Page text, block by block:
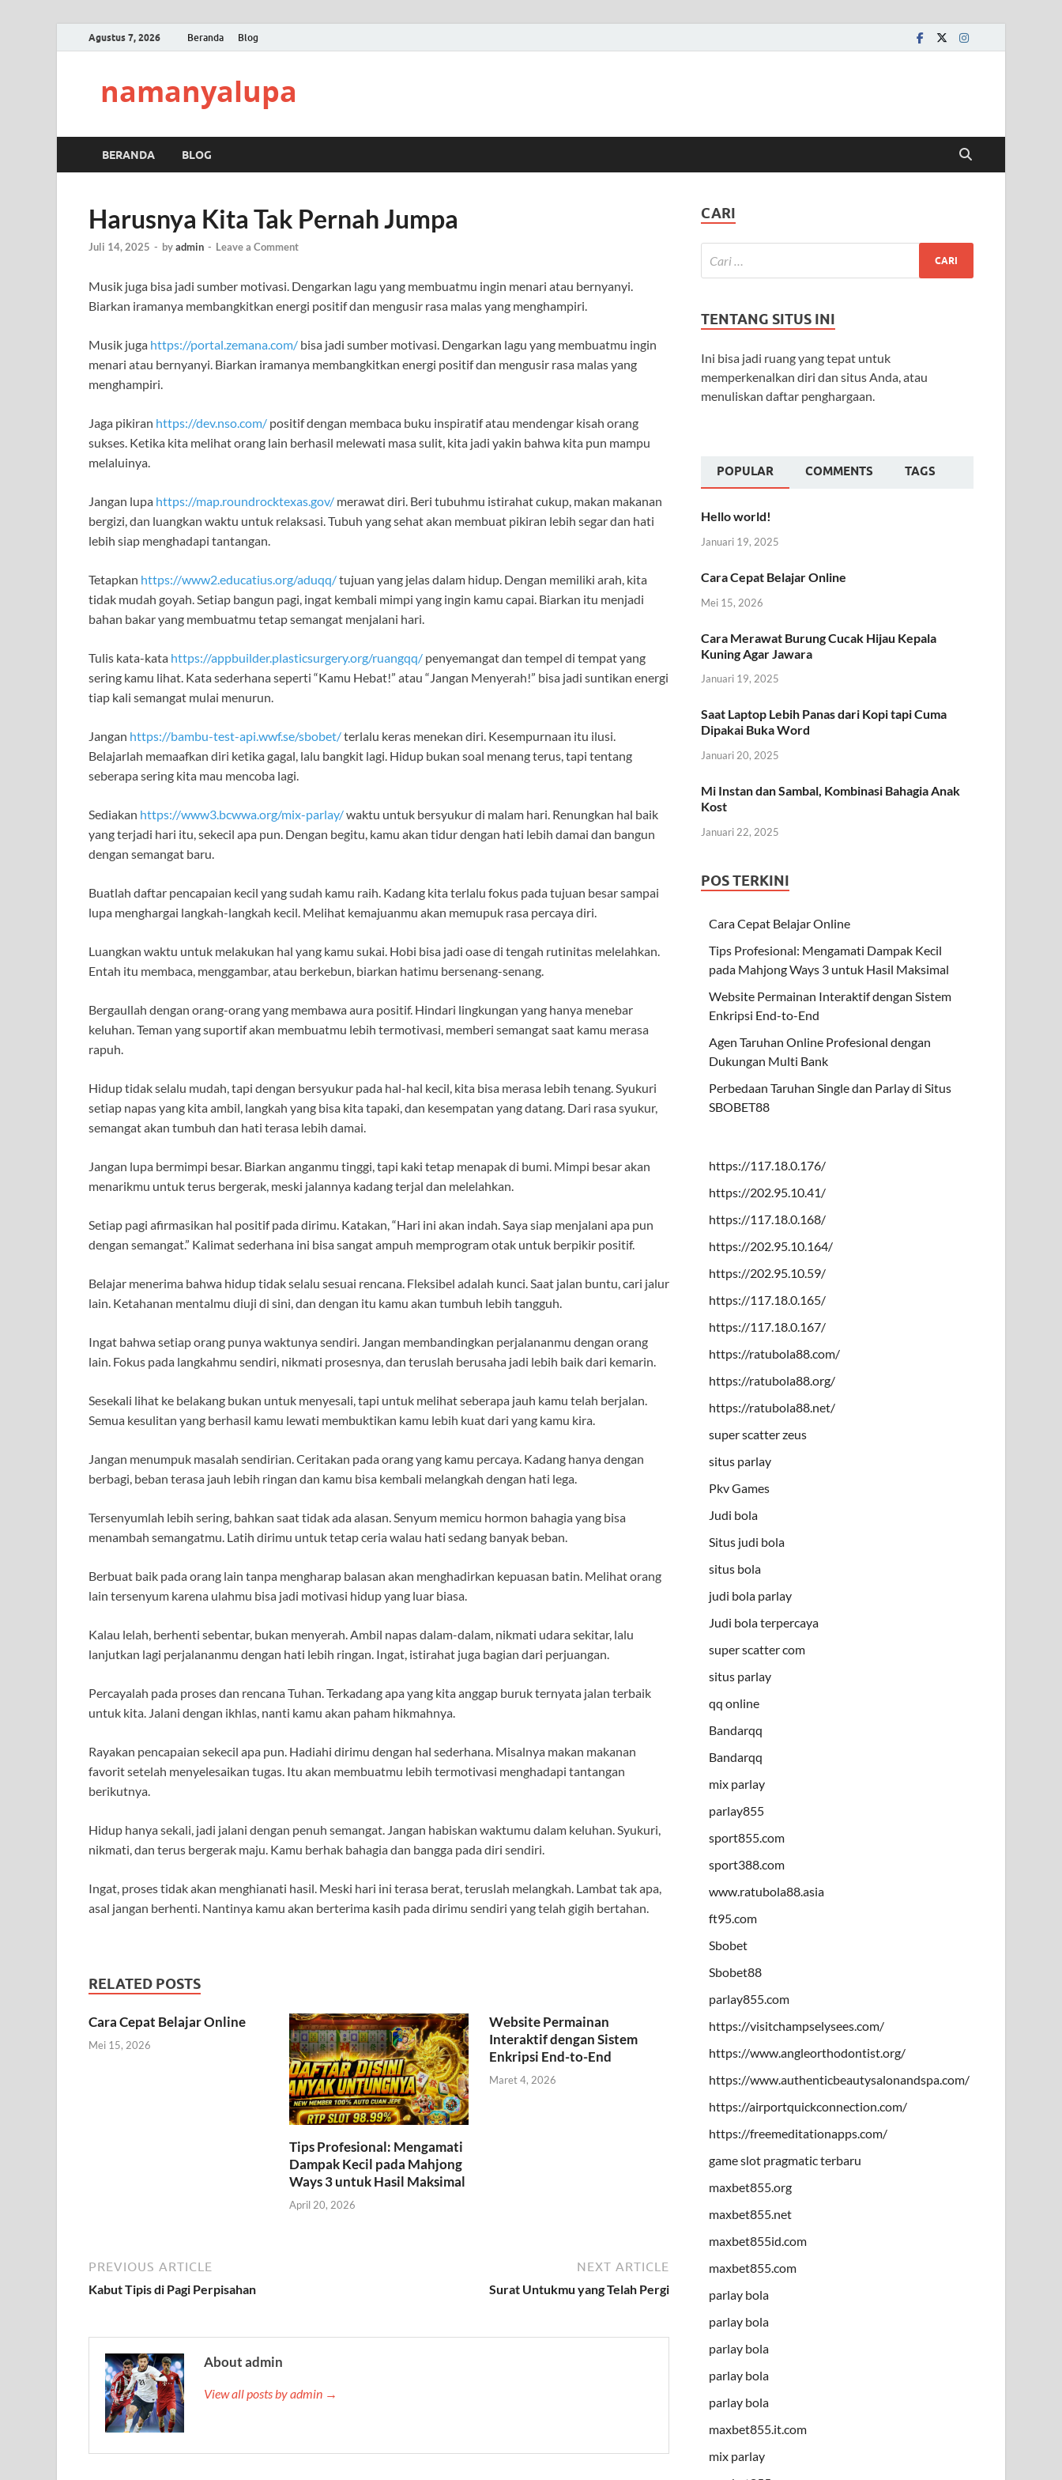
Agustus 7, 2026 Beranda Blog
namanyalupa
BERANDA BLOG
Harusnya Kita Tak Pernah Jumpa
Juli 14, 2025 - byadmin - Leave a Comment
Musik juga bisa jadi sumber motivasi. Dengarkan lagu yang membuatmu ingin menari atau bernyanyi.
Biarkan iramanya membangkitkan energi positif dan mengusir rasa malas yang menghampiri.
Musik juga https://portal.zemana.com/ bisa jadi sumber motivasi. Dengarkan lagu yang membuatmu ingin
menari atau bernyanyi. Biarkan iramanya membangkitkan energi positif dan mengusir rasa malas yang
menghampiri.
Jaga pikiran https://dev.nso.com/ positif dengan membaca buku inspiratif atau mendengar kisah orang
sukses. Ketika kita melihat orang lain berhasil melewati masa sulit, kita jadi yakin bahwa kita pun mampu
melaluinya.
Jangan lupa https://map.roundrocktexas.gov/ merawat diri. Beri tubuhmu istirahat cukup, makan makanan
bergizi, dan luangkan waktu untuk relaksasi. Tubuh yang sehat akan membuat pikiran lebih segar dan hati
lebih siap menghadapi tantangan.
Tetapkan https://www2.educatius.org/aduqq/tujuan yang jelas dalam hidup. Dengan memiliki arah, kita
tidak mudah goyah. Setiap bangun pagi, ingat kembali mimpi yang ingin kamu capai. Biarkan itu menjadi
bahan bakar yang membuatmu tetap semangat menjalani hari.
Tulis kata-kata https://appbuilder.plasticsurgery.org/ruangqq/ penyemangat dan tempel di tempat yang
sering kamu lihat. Kata sederhana seperti “Kamu Hebat!” atau “Jangan Menyerah!” bisa jadi suntikan energi
tiap kali semangat mulai menurun.
Jangan https://bambu-test-api.wwf.se/sbobet/terlalu keras menekan diri. Kesempurnaan itu ilusi.
Belajarlah memaafkan diri ketika gagal, lalu bangkit lagi. Hidup bukan soal menang terus, tapi tentang
seberapa sering kita mau mencoba lagi.
Sediakan https://www3.bcwwa.org/mix-parlay/waktu untuk bersyukur di malam hari. Renungkan hal baik
yang terjadi hari itu, sekecil apa pun. Dengan begitu, kamu akan tidur dengan hati lebih damai dan bangun
dengan semangat baru.
Buatlah daftar pencapaian kecil yang sudah kamu raih. Kadang kita terlalu fokus pada tujuan besar sampai
lupa menghargai langkah-langkah kecil. Melihat kemajuanmu akan memupuk rasa percaya diri.
Luangkan waktu untuk melakukan hal yang kamu sukai. Hobi bisa jadi oase di tengah rutinitas melelahkan.
Entah itu membaca, menggambar, atau berkebun, biarkan hatimu bersenang-senang.
Bergaullah dengan orang-orang yang membawa aura positif. Hindari lingkungan yang hanya menebar
keluhan. Teman yang suportif akan membuatmu lebih termotivasi, memberi semangat saat kamu merasa
rapuh.
Hidup tidak selalu mudah, tapi dengan bersyukur pada hal-hal kecil, kita bisa merasa lebih tenang. Syukuri
setiap napas yang kita ambil, langkah yang bisa kita tapaki, dan kesempatan yang datang. Dari rasa syukur,
semangat akan tumbuh dan hati terasa lebih damai.
Jangan lupa bermimpi besar. Biarkan anganmu tinggi, tapi kaki tetap menapak di bumi. Mimpi besar akan
menarikmu untuk terus bergerak, meski jalannya kadang terjal dan melelahkan.
Setiap pagi afirmasikan hal positif pada dirimu. Katakan, “Hari ini akan indah. Saya siap menjalani apa pun
dengan semangat.” Kalimat sederhana ini bisa sangat ampuh memprogram otak untuk berpikir positif.
Belajar menerima bahwa hidup tidak selalu sesuai rencana. Fleksibel adalah kunci. Saat jalan buntu, cari jalur
lain. Ketahanan mentalmu diuji di sini, dan dengan itu kamu akan tumbuh lebih tangguh.
Ingat bahwa setiap orang punya waktunya sendiri. Jangan membandingkan perjalananmu dengan orang
lain. Fokus pada langkahmu sendiri, nikmati prosesnya, dan teruslah berusaha jadi lebih baik dari kemarin.
Sesekali lihat ke belakang bukan untuk menyesali, tapi untuk melihat seberapa jauh kamu telah berjalan.
Semua kesulitan yang berhasil kamu lewati membuktikan kamu lebih kuat dari yang kamu kira.
Jangan menumpuk masalah sendirian. Ceritakan pada orang yang kamu percaya. Kadang hanya dengan
berbagi, beban terasa jauh lebih ringan dan kamu bisa kembali melangkah dengan hati lega.
Tersenyumlah lebih sering, bahkan saat tidak ada alasan. Senyum memicu hormon bahagia yang bisa
menambah semangatmu. Latih dirimu untuk tetap ceria walau hati sedang banyak beban.
Berbuat baik pada orang lain tanpa mengharap balasan akan menghadirkan kepuasan batin. Melihat orang
lain tersenyum karena ulahmu bisa jadi motivasi hidup yang luar biasa.
Kalau lelah, berhenti sebentar, bukan menyerah. Ambil napas dalam-dalam, nikmati udara sekitar, lalu
lanjutkan lagi perjalananmu dengan hati lebih ringan. Ingat, istirahat juga bagian dari perjuangan.
Percayalah pada proses dan rencana Tuhan. Terkadang apa yang kita anggap buruk ternyata jalan terbaik
untuk kita. Jalani dengan ikhlas, nanti kamu akan paham hikmahnya.
Rayakan pencapaian sekecil apa pun. Hadiahi dirimu dengan hal sederhana. Misalnya makan makanan
favorit setelah menyelesaikan tugas. Itu akan membuatmu lebih termotivasi menghadapi tantangan
berikutnya.
Hidup hanya sekali, jadi jalani dengan penuh semangat. Jangan habiskan waktumu dalam keluhan. Syukuri,
nikmati, dan terus bergerak maju. Kamu berhak bahagia dan bangga pada diri sendiri.
Ingat, proses tidak akan menghianati hasil. Meski hari ini terasa berat, teruslah melangkah. Lambat tak apa,
asal jangan berhenti. Nantinya kamu akan berterima kasih pada dirimu sendiri yang telah gigih bertahan.
RELATED POSTS
Cara Cepat Belajar Online
Mei 15, 2026
Tips Profesional: Mengamati
Dampak Kecil pada Mahjong
Ways 3 untuk Hasil Maksimal
April 20, 2026
Website Permainan
Interaktif dengan Sistem
Enkripsi End-to-End
Maret 4, 2026
PREVIOUS ARTICLE
Kabut Tipis di Pagi Perpisahan
NEXT ARTICLE
Surat Untukmu yang Telah Pergi
About admin
View all posts by admin →
CARI
TENTANG SITUS INI
Ini bisa jadi ruang yang tepat untuk
memperkenalkan diri dan situs Anda, atau
menuliskan daftar penghargaan.
POPULAR COMMENTS TAGS
Hello world!
Januari 19, 2025
Cara Cepat Belajar Online
Mei 15, 2026
Cara Merawat Burung Cucak Hijau Kepala
Kuning Agar Jawara
Januari 19, 2025
Saat Laptop Lebih Panas dari Kopi tapi Cuma
Dipakai Buka Word
Januari 20, 2025
Mi Instan dan Sambal, Kombinasi Bahagia Anak
Kost
Januari 22, 2025
POS TERKINI
Cara Cepat Belajar Online
Tips Profesional: Mengamati Dampak Kecil
pada Mahjong Ways 3 untuk Hasil Maksimal
Website Permainan Interaktif dengan Sistem
Enkripsi End-to-End
Agen Taruhan Online Profesional dengan
Dukungan Multi Bank
Perbedaan Taruhan Single dan Parlay di Situs
SBOBET88
https://117.18.0.176/
https://202.95.10.41/
https://117.18.0.168/
https://202.95.10.164/
https://202.95.10.59/
https://117.18.0.165/
https://117.18.0.167/
https://ratubola88.com/
https://ratubola88.org/
https://ratubola88.net/
super scatter zeus
situs parlay
Pkv Games
Judi bola
Situs judi bola
situs bola
judi bola parlay
Judi bola terpercaya
super scatter com
situs parlay
qq online
Bandarqq
Bandarqq
mix parlay
parlay855
sport855.com
sport388.com
www.ratubola88.asia
ft95.com
Sbobet
Sbobet88
parlay855.com
https://visitchampselysees.com/
https://www.angleorthodontist.org/
https://www.authenticbeautysalonandspa.com/
https://airportquickconnection.com/
https://freemeditationapps.com/
game slot pragmatic terbaru
maxbet855.org
maxbet855.net
maxbet855id.com
maxbet855.com
parlay bola
parlay bola
parlay bola
parlay bola
parlay bola
maxbet855.it.com
mix parlay